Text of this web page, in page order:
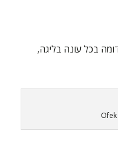
נותן תפוקה דומה בכל עונה בליגה,